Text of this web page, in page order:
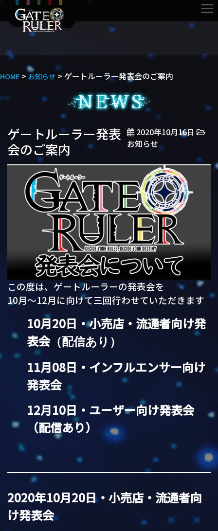
HOME >お知らせ > ゲートルーラー発表会のご案内
ゲートルーラー発表
会のご案内
2020年10月16日
お知らせ
この度は、ゲートルーラーの発表会を
10月〜12月に向けて三回行わせていただきます
10月20日・小売店・流通者向け発
表会（配信あり）
11月08日・インフルエンサー向け
発表会
12月10日・ユーザー向け発表会
（配信あり）
2020年10月20日・小売店・流通者向
け発表会